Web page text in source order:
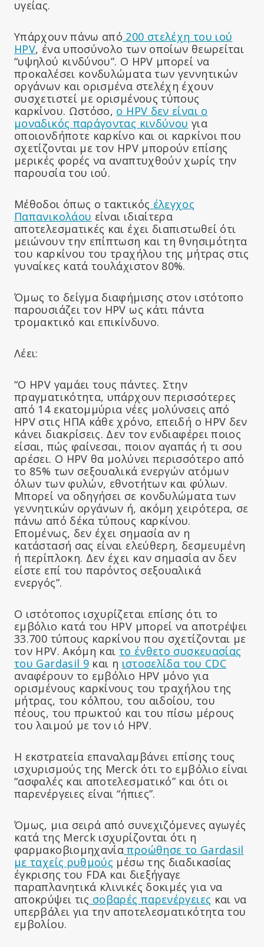
υγείας.
Υπάρχουν πάνω από 200 στελέχη του ιού
HPV, ένα υποσύνολο των οποίων θεωρείται
“υψηλού κινδύνου”. Ο HPV μπορεί να
προκαλέσει κονδυλώματα των γεννητικών
οργάνων και ορισμένα στελέχη έχουν
συσχετιστεί με ορισμένους τύπους
καρκίνου. Ωστόσο, ο HPV δεν είναι ο
μοναδικός παράγοντας κινδύνου για
οποιονδήποτε καρκίνο και οι καρκίνοι που
σχετίζονται με τον HPV μπορούν επίσης
μερικές φορές να αναπτυχθούν χωρίς την
παρουσία του ιού.
Μέθοδοι όπως ο τακτικός έλεγχος
Παπανικολάου είναι ιδιαίτερα
αποτελεσματικές και έχει διαπιστωθεί ότι
μειώνουν την επίπτωση και τη θνησιμότητα
του καρκίνου του τραχήλου της μήτρας στις
γυναίκες κατά τουλάχιστον 80%.
Όμως το δείγμα διαφήμισης στον ιστότοπο
παρουσιάζει τον HPV ως κάτι πάντα
τρομακτικό και επικίνδυνο.
Λέει:
“Ο HPV γαμάει τους πάντες. Στην
πραγματικότητα, υπάρχουν περισσότερες
από 14 εκατομμύρια νέες μολύνσεις από
HPV στις ΗΠΑ κάθε χρόνο, επειδή ο HPV δεν
κάνει διακρίσεις. Δεν τον ενδιαφέρει ποιος
είσαι, πώς φαίνεσαι, ποιον αγαπάς ή τι σου
αρέσει. Ο HPV θα μολύνει περισσότερο από
το 85% των σεξουαλικά ενεργών ατόμων
όλων των φυλών, εθνοτήτων και φύλων.
Μπορεί να οδηγήσει σε κονδυλώματα των
γεννητικών οργάνων ή, ακόμη χειρότερα, σε
πάνω από δέκα τύπους καρκίνου.
Επομένως, δεν έχει σημασία αν η
κατάστασή σας είναι ελεύθερη, δεσμευμένη
ή περίπλοκη. Δεν έχει καν σημασία αν δεν
είστε επί του παρόντος σεξουαλικά
ενεργός”.
Ο ιστότοπος ισχυρίζεται επίσης ότι το
εμβόλιο κατά του HPV μπορεί να αποτρέψει
33.700 τύπους καρκίνου που σχετίζονται με
τον HPV. Ακόμη και το ένθετο συσκευασίας
του Gardasil 9 και η ιστοσελίδα του CDC
αναφέρουν το εμβόλιο HPV μόνο για
ορισμένους καρκίνους του τραχήλου της
μήτρας, του κόλπου, του αιδοίου, του
πέους, του πρωκτού και του πίσω μέρους
του λαιμού με τον ιό HPV.
Η εκστρατεία επαναλαμβάνει επίσης τους
ισχυρισμούς της Merck ότι το εμβόλιο είναι
“ασφαλές και αποτελεσματικό” και ότι οι
παρενέργειες είναι “ήπιες”.
Όμως, μια σειρά από συνεχιζόμενες αγωγές
κατά της Merck ισχυρίζονται ότι η
φαρμακοβιομηχανία προώθησε το Gardasil
με ταχείς ρυθμούς μέσω της διαδικασίας
έγκρισης του FDA και διεξήγαγε
παραπλανητικά κλινικές δοκιμές για να
αποκρύψει τις σοβαρές παρενέργειες και να
υπερβάλει για την αποτελεσματικότητα του
εμβολίου.